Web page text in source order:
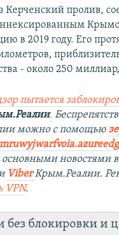
Керченский пролив,
в 2019 году. Его
- около 250
пытается
.
можно с помощью
основными новостями в
ViberКрым.Реалии.
VPN.
без блокировки и